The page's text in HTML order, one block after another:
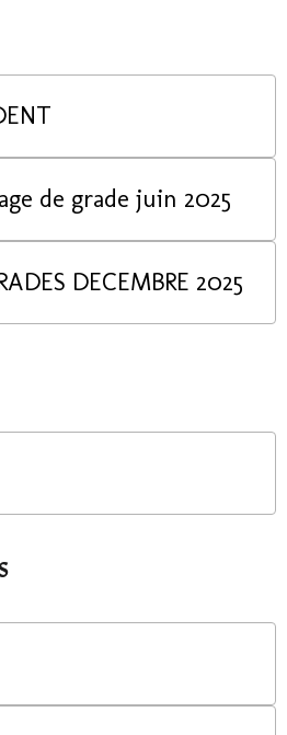
inscription Passage de grade juin 2025
DECEMBRE 2025